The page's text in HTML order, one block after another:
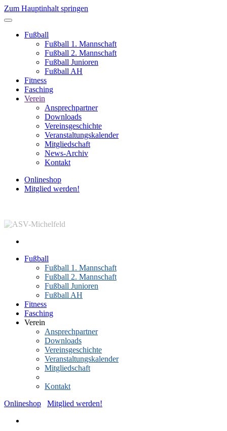
Zum Hauptinhalt springen
Fußball
Fußball 1. Mannschaft
Fußball 2. Mannschaft
Fußball Junioren
Fußball AH
Fitness
Fasching
Verein
Ansprechpartner
Downloads
Vereinsgeschichte
Veranstaltungskalender
Mitgliedschaft
News-Archiv
Kontakt
Onlineshop
Mitglied werden!
Fußball
Fußball 1. Mannschaft
Fußball 2. Mannschaft
Fußball Junioren
Fußball AH
Fitness
Fasching
Verein
Ansprechpartner
Downloads
Vereinsgeschichte
Veranstaltungskalender
Mitgliedschaft
Kontakt
Onlineshop
Mitglied werden!